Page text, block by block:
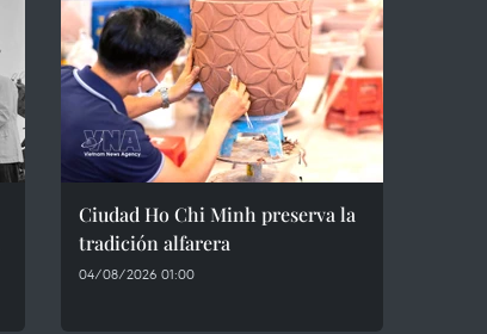
Ciudad Ho Chi Minh preserva la
tradición alfarera
04/08/2026 01:00